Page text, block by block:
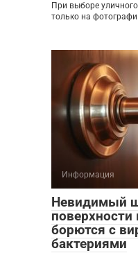
При выборе
только на
Информация
Невидимый
поверхности
борются с
бактериями